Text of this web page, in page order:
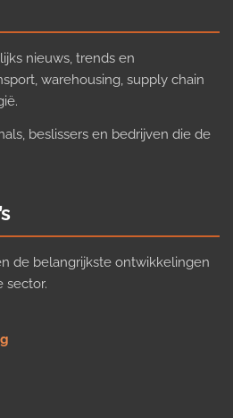
nieuws, trends en
warehousing, supply chain
beslissers en bedrijven die de
de belangrijkste ontwikkelingen
sector.